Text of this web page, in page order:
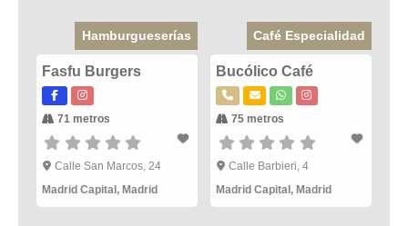
Hamburgueserías
Fasfu Burgers
71 metros
Calle San Marcos, 24
Madrid Capital , Madrid
Café Especialidad
Bucólico Café
75 metros
Calle Barbieri, 4
Madrid Capital , Madrid